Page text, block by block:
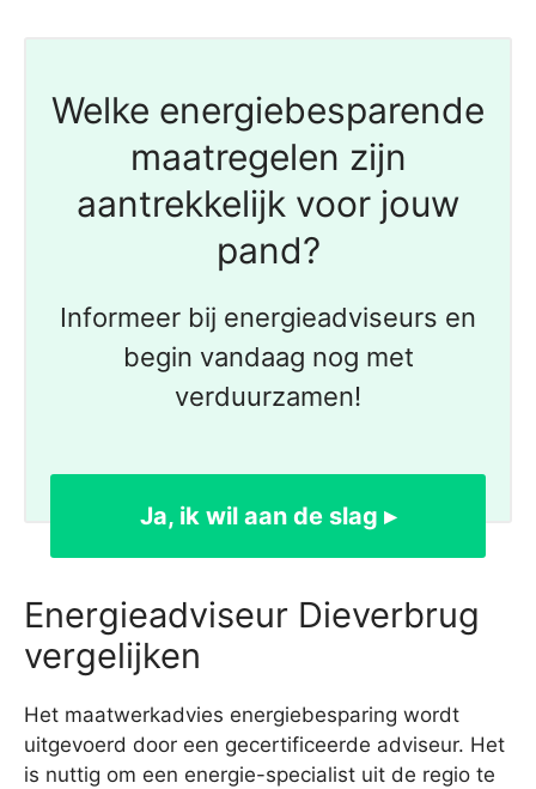
Welke energiebesparende
maatregelen zijn
aantrekkelijk voor jouw
pand?
Informeer bij energieadviseurs en
begin vandaag nog met
verduurzamen!
Ja, ik wil aan de slag ▸
Energieadviseur Dieverbrug
vergelijken
Het maatwerkadvies energiebesparing wordt
uitgevoerd door een gecertificeerde adviseur. Het
is nuttig om een energie-specialist uit de regio te